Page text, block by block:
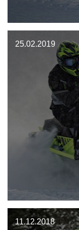
25.02.2019
11.12.2018